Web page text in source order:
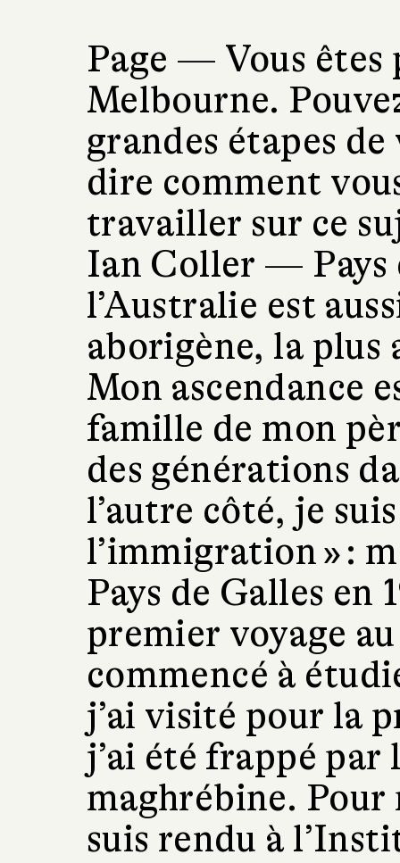
Page — Vous êtes
Melbourne.
grandes étapes
dire comment
travailler sur ce
Ian Coller —
l’Australie est
aborigène, la plus
Mon ascendance
famille de mon
des générations
l’autre côté, je
l’immigration » :
Pays de Galles en
premier voyage
commencé à
j’ai visité pour la
j’ai été frappé par
maghrébine. Pour
suis rendu à